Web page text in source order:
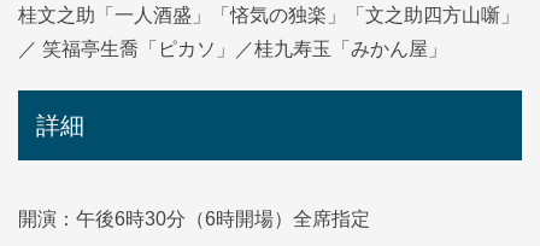
桂文之助「一人酒盛」「悋気の独楽」「文之助四方山噺」
／ 笑福亭生喬「ピカソ」／桂九寿玉「みかん屋」
詳細
開演：午後6時30分（6時開場）全席指定